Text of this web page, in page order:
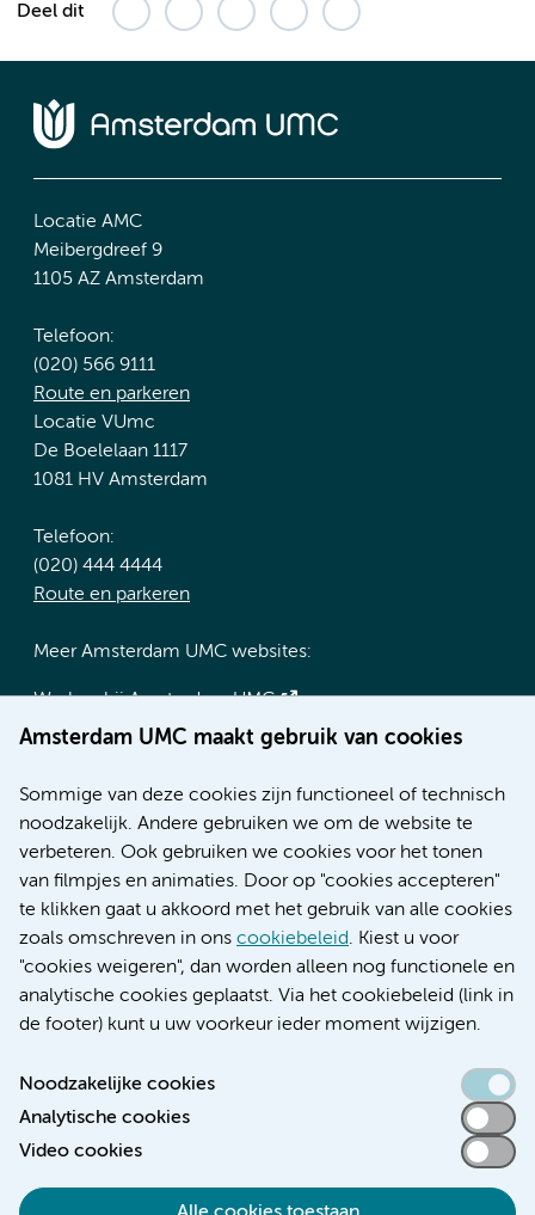
Deel dit
Amsterdam UMC maakt gebruik van cookies
Sommige van deze cookies zijn functioneel of technisch
noodzakelijk. Andere gebruiken we om de website te
verbeteren. Ook gebruiken we cookies voor het tonen
van filmpjes en animaties. Door op "cookies accepteren"
te klikken gaat u akkoord met het gebruik van alle cookies
zoals omschreven in ons cookiebeleid. Kiest u voor
"cookies weigeren", dan worden alleen nog functionele en
analytische cookies geplaatst. Via het cookiebeleid (link in
de footer) kunt u uw voorkeur ieder moment wijzigen.
Noodzakelijke cookies
Analytische cookies
Video cookies
Locatie AMC
Meibergdreef 9
1105 AZ Amsterdam
Telefoon:
(020) 566 9111
Route en parkeren
Locatie VUmc
De Boelelaan 1117
1081 HV Amsterdam
Telefoon:
(020) 444 4444
Route en parkeren
Meer Amsterdam UMC websites:
Werken bij Amsterdam UMC
Over Amsterdam UMC
Research
Educatie locatie AMC
Educatie locatie VUmc
Verwijzen & diagnostiek
Toegankelijkheidsverklaring
Responsible disclosure